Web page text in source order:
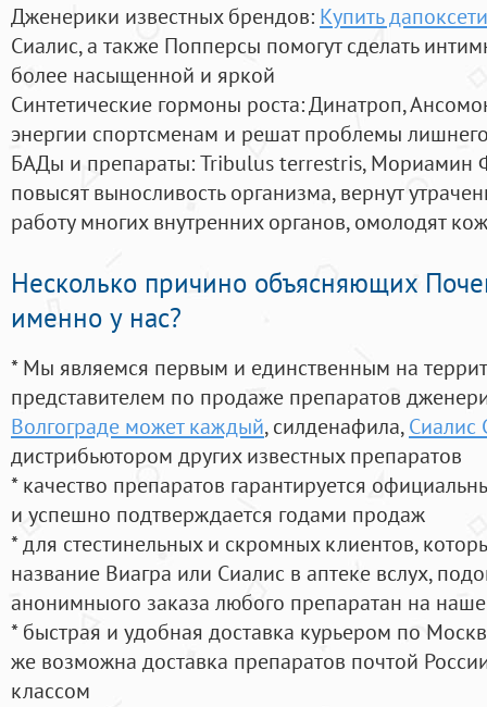
Дженерики известных брендов: Купить
Сиалис, а также Попперсы помогут сделать
более насыщенной и яркой
Синтетические гормоны роста: Динатроп,
энергии спортсменам и решат проблемы
БАДы и препараты:Tribulus terrestris, Мориамин
повысят выносливость организма, вернут
работу многих внутренних органов, омолодят
Несколько причино объясняющих
именно у нас?
* Мы являемся первым и единственным на
представителем по продаже препаратов
Волгограде может каждый, силденафила, Сиалис
дистрибьютором других известных препаратов
* качество препаратов гарантируется
и успешно подтверждается годами продаж
* для стестинельных и скромных клиентов,
название Виагра или Сиалис в аптеке вслух,
анонимныого заказа любого препаратан на
* быстрая и удобная доставка курьером по
же возможна доставка препаратов почтой
классом